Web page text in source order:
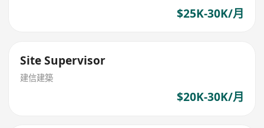
$25K-30K/月
Site Supervisor
建信建築
$20K-30K/月